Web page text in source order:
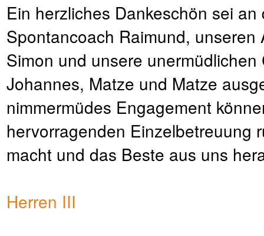
Ein herzliches Dankeschön sei
Spontancoach Raimund, unseren
Simon und unsere
Johannes, Matze und Matze
nimmermüdes Engagement
hervorragenden Einzelbetreuung
macht und das Beste aus uns
Herren III